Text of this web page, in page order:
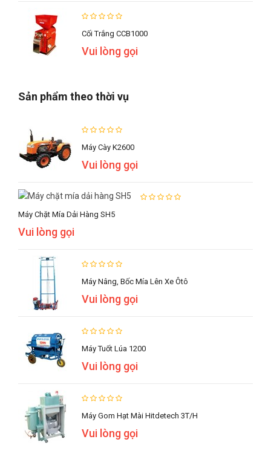
Cối Trắng CCB1000
Vui lòng gọi
Sản phẩm theo thời vụ
Máy Cày K2600
Vui lòng gọi
Máy Chặt Mía Dải Hàng SH5
Vui lòng gọi
Máy Nâng, Bốc Mía Lên Xe Ôtô
Vui lòng gọi
Máy Tuốt Lúa 1200
Vui lòng gọi
Máy Gom Hạt Mài Hitdetech 3T/h
Vui lòng gọi